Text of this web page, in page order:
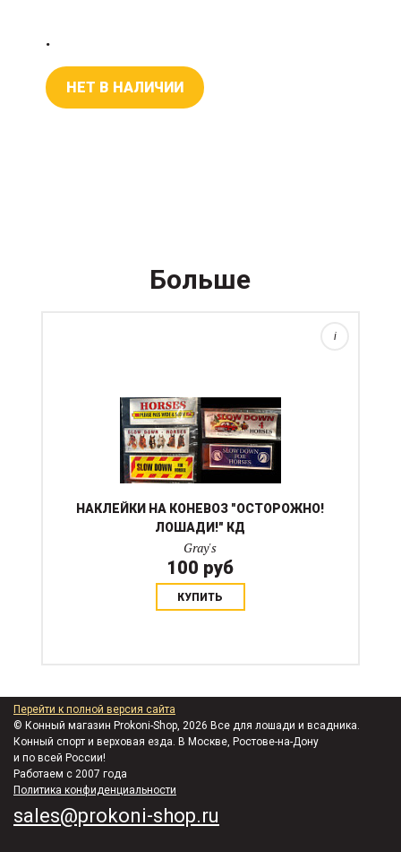
.
НЕТ В НАЛИЧИИ
Больше
НАКЛЕЙКИ НА КОНЕВОЗ "ОСТОРОЖНО!
ЛОШАДИ!" КД
Gray's
100 руб
КУПИТЬ
i
Перейти к полной версия сайта
© Конный магазин Prokoni-Shop, 2026 Все для лошади и всадника.
Конный спорт и верховая езда. В Москве, Ростове-на-Дону
и по всей России!
Работаем с 2007 года
Политика конфиденциальности
sales@prokoni-shop.ru